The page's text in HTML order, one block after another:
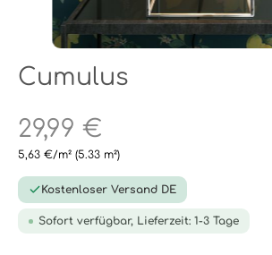
Cumulus
29,99 €
5,63 €/m² (5.33 m²)
Kostenloser Versand DE
Sofort verfügbar, Lieferzeit: 1-3 Tage